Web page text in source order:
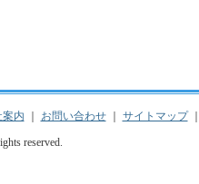
案内 お問い合わせ｜ サイトマップ｜
reserved.